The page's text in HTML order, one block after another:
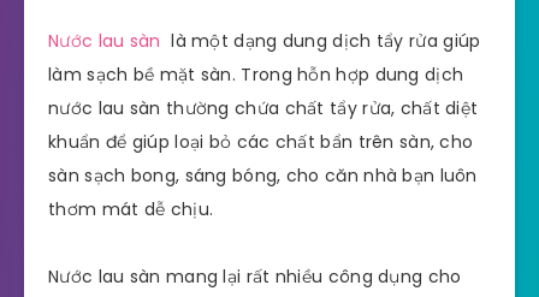
Nước lau sàn là một dạng dung dịch tẩy rửa giúp
làm sạch bề mặt sàn. Trong hỗn hợp dung dịch
nước lau sàn thường chứa chất tẩy rửa, chất diệt
khuẩn để giúp loại bỏ các chất bẩn trên sàn, cho
sàn sạch bong, sáng bóng, cho căn nhà bạn luôn
thơm mát dễ chịu.
Nước lau sàn mang lại rất nhiều công dụng cho